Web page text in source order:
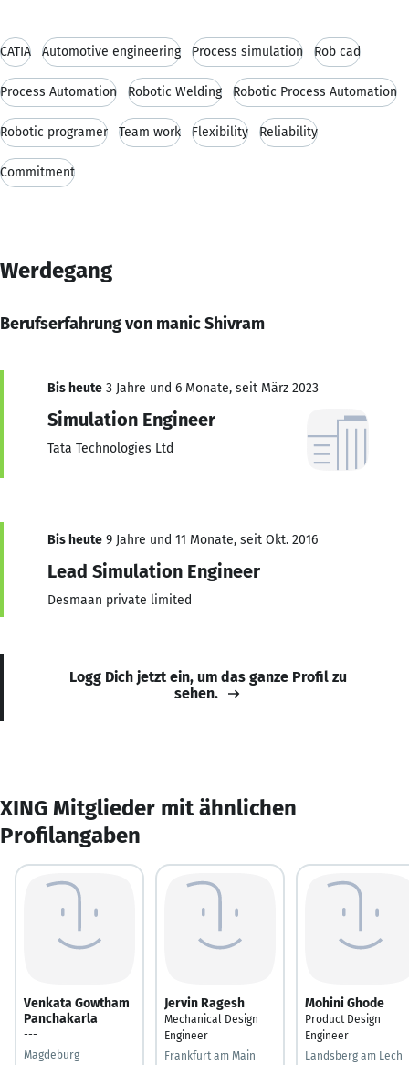
CATIA Automotive engineering Process simulation Rob cad
Process Automation Robotic Welding Robotic Process Automation
Robotic programer Team work Flexibility Reliability
Commitment
Werdegang
Berufserfahrung von manic Shivram
Bis heute 3 Jahre und 6 Monate, seit März 2023
Simulation Engineer
Tata Technologies Ltd
Bis heute 9 Jahre und 11 Monate, seit Okt. 2016
Lead Simulation Engineer
Desmaan private limited
Logg Dich jetzt ein, um das ganze Profil zu
sehen.
XING Mitglieder mit ähnlichen
Profilangaben
Venkata Gowtham
Panchakarla
---
Magdeburg
Jervin Ragesh
Mechanical Design
Engineer
Frankfurt am Main
Mohini Ghode
Product Design
Engineer
Landsberg am Lech